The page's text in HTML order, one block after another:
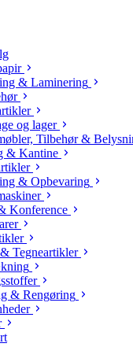
& Laminering
og lager
Tilbehør &
& Kantine
& Opbevaring
Konference
Tegneartikler
& Rengøring